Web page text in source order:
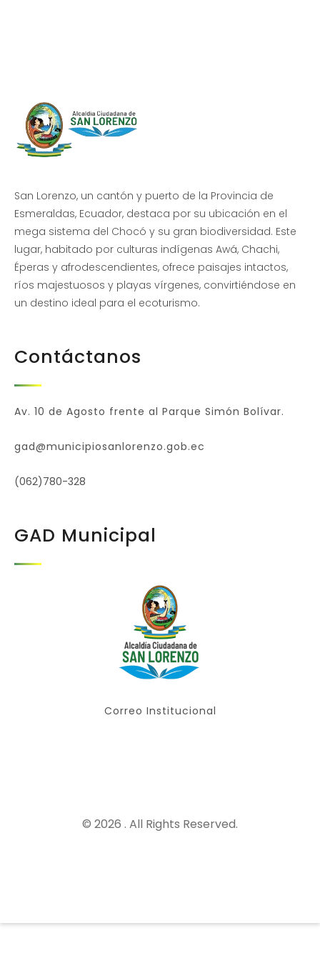
San Lorenzo, un cantón y puerto de la Provincia de
Esmeraldas, Ecuador, destaca por su ubicación en el
mega sistema del Chocó y su gran biodiversidad. Este
lugar, habitado por culturas indígenas Awá, Chachi,
Éperas y afrodescendientes, ofrece paisajes intactos,
ríos majestuosos y playas vírgenes, convirtiéndose en
un destino ideal para el ecoturismo.
Contáctanos
Av. 10 de Agosto frente al Parque Simón Bolívar.
gad@municipiosanlorenzo.gob.ec
(062)780-328
GAD Municipal
Correo Institucional
© 2026 . All Rights Reserved.